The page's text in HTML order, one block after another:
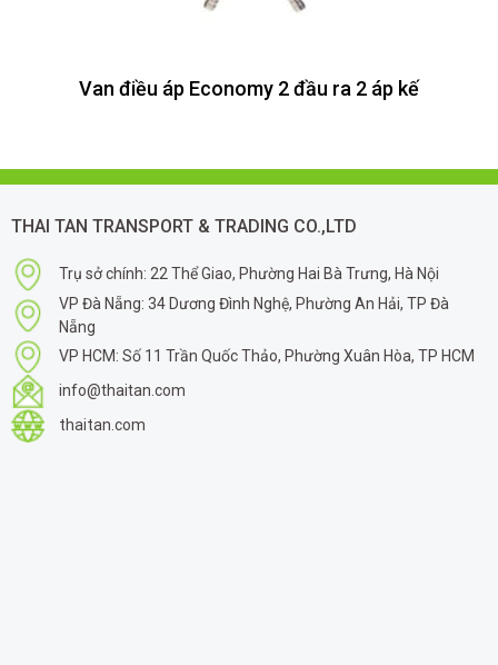
Van điều áp Economy 2 đầu ra 2 áp kế
THAI TAN TRANSPORT & TRADING CO.,LTD
Trụ sở chính: 22 Thể Giao, Phường Hai Bà Trưng, Hà Nội
VP Đà Nẵng: 34 Dương Đình Nghệ, Phường An Hải, TP Đà
Nẵng
VP HCM: Số 11 Trần Quốc Thảo, Phường Xuân Hòa, TP HCM
info@thaitan.com
thaitan.com